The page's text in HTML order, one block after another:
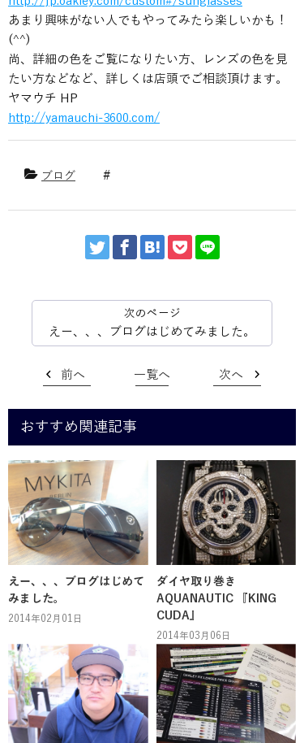
あまり興味がない人でもやってみたら楽しいかも！
(^^)
尚、詳細の色をご覧になりたい方、レンズの色を見
たい方などなど、詳しくは店頭でご相談頂けます。
ヤマウチ HP
http://yamauchi-3600.com/
ブログ
えー、、、ブログはじめてみました。
前へ 一覧へ 次へ
おすすめ関連記事
えー、、、ブログはじめて
みました。
2014年02月01日
ダイヤ取り巻き
AQUANAUTIC 『KING
CUDA』
2014年03月06日